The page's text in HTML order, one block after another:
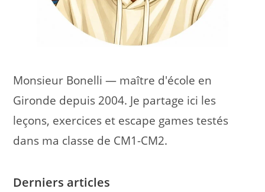
Monsieur Bonelli — maître d'école en
Gironde depuis 2004. Je partage ici les
leçons, exercices et escape games testés
dans ma classe de CM1-CM2.
Derniers articles